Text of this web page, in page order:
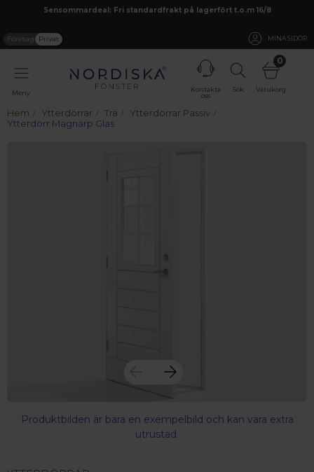
Sensommardeal: Fri standardfrakt på lagerfört t.o.m 16/8
Företag Privat MINA SIDOR
Meny
Kontakta
oss
Sök
0
Varukorg
Hem Ytterdörrar Trä
Ytterdörrar Passiv
Ytterdörr Magnarp Glas
Produktbilden är bara en exempelbild och kan vara extra
utrustad.